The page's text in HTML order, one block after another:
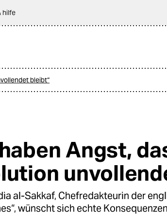
hilfe
bleibt“
Angst,
al-Sakkaf, Chefredakteurin der
wünscht sich echte